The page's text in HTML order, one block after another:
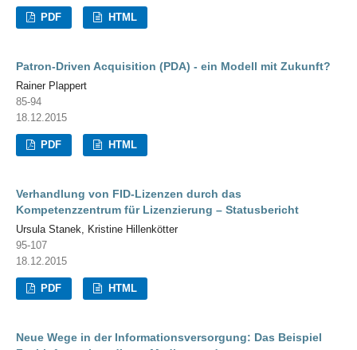
PDF HTML
Patron-Driven Acquisition (PDA) - ein Modell mit Zukunft?
Rainer Plappert
85-94
18.12.2015
PDF HTML
Verhandlung von FID-Lizenzen durch das
Kompetenzzentrum für Lizenzierung – Statusbericht
Ursula Stanek, Kristine Hillenkötter
95-107
18.12.2015
PDF HTML
Neue Wege in der Informationsversorgung: Das Beispiel